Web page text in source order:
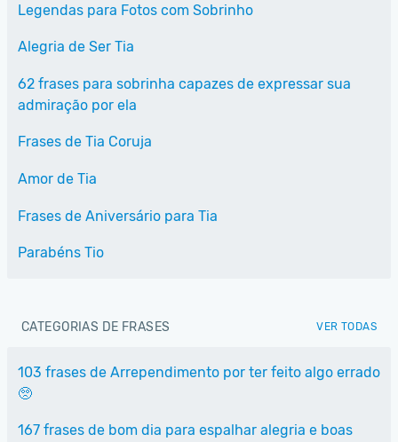
Legendas para Fotos com Sobrinho
Alegria de Ser Tia
62 frases para sobrinha capazes de expressar sua
admiração por ela
Frases de Tia Coruja
Amor de Tia
Frases de Aniversário para Tia
Parabéns Tio
CATEGORIAS DE FRASES VER TODAS
103 frases de Arrependimento por ter feito algo errado
🥺
167 frases de bom dia para espalhar alegria e boas